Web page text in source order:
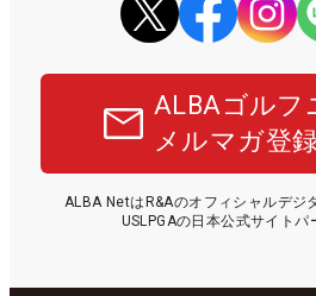
ALBAゴルフ
メルマガ登
ALBA NetはR&Aのオフィシャルデジ
USLPGAの日本公式サイトパ